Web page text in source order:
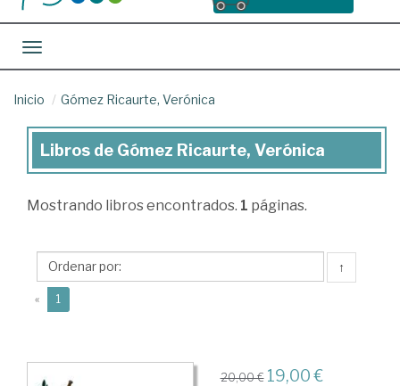
Toggle navigation
Inicio Gómez Ricaurte, Verónica
Libros
Gómez
Verónica
Libros de Gómez Ricaurte, Verónica
Mostrando libros encontrados. 1 páginas.
↑
« 1
20,00 € 19,00 €